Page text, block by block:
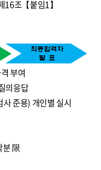
16조【붙임1】
부여
의응답
준용) 개인별 실시
분 限